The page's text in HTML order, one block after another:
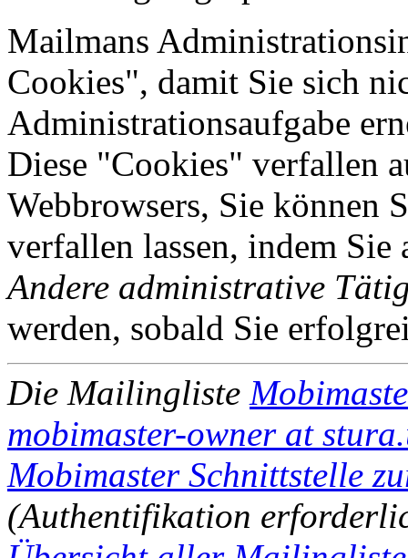
Mailmans
Cookies", damit Sie sich
Administrationsaufgabe
Diese "Cookies" verfallen
Webbrowsers, Sie können
verfallen lassen, indem
Andere administrative
werden, sobald Sie
Die Mailingliste
mobimaster-owner at
Mobimaster Schnittstelle
(Authentifikation